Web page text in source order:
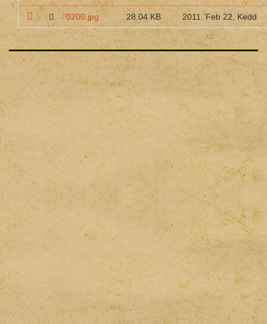
0200.jpg 28.04 KB 2011. Feb 22, Kedd